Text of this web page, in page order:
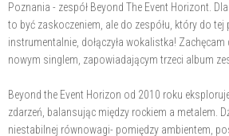
Poznania - zespół Beyond The Event Horizont.
to być zaskoczeniem, ale do zespółu, który do tej
instrumentalnie, dołączyła wokalistka!
nowym singlem, zapowiadającym trzeci album
Beyond the Event Horizon od 2010 roku
zdarzeń, balansując między rockiem a metalem.
niestabilnej równowagi- pomiędzy ambientem,